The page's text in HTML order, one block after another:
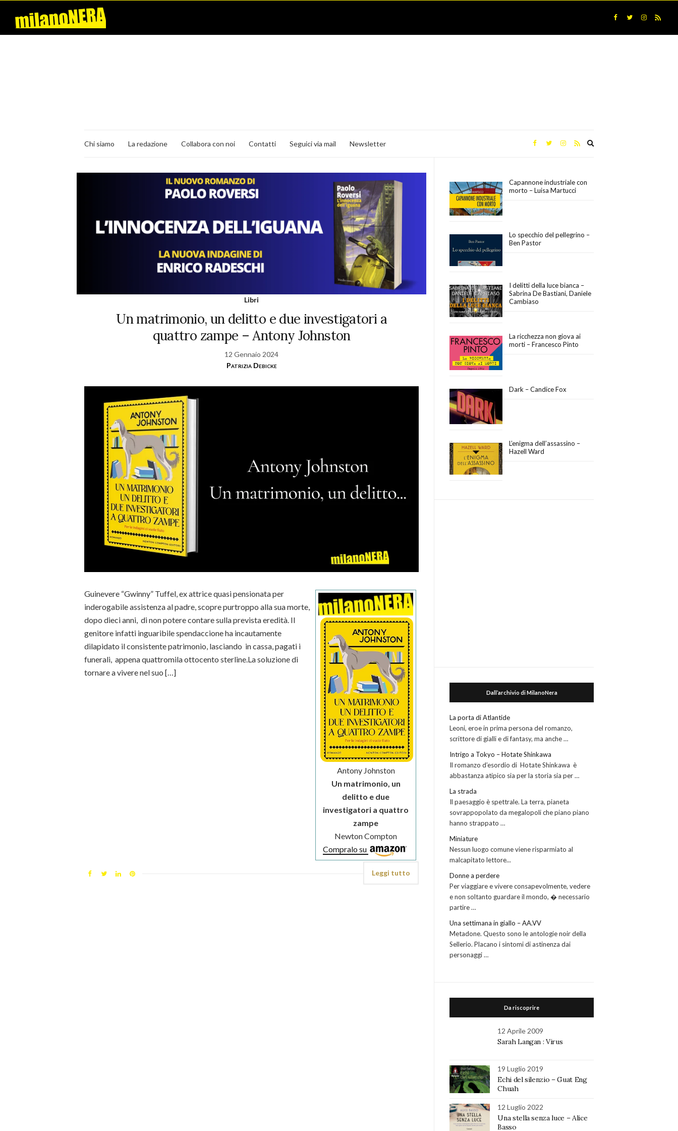
Chi siamo La redazione Collabora con noi Contatti Seguici via mail Newsletter
Libri
Un matrimonio, un delitto e due investigatori a
quattro zampe – Antony Johnston
12 Gennaio 2024
Patrizia Debicke
Antony Johnston
Un matrimonio, un
delitto e due
investigatori a quattro
zampe
Newton Compton
Compralo su
Guinevere “Gwinny” Tuffel, ex attrice quasi pensionata per
inderogabile assistenza al padre, scopre purtroppo alla sua morte,
dopo dieci anni, di non potere contare sulla prevista eredità. Il
genitore infatti inguaribile spendaccione ha incautamente
dilapidato il consistente patrimonio, lasciando in cassa, pagati i
funerali, appena quattromila ottocento sterline.La soluzione di
tornare a vivere nel suo […]
Leggi tutto
Capannone industriale con
morto – Luisa Martucci
Lo specchio del pellegrino –
Ben Pastor
I delitti della luce bianca –
Sabrina De Bastiani, Daniele
Cambiaso
La ricchezza non giova ai
morti – Francesco Pinto
Dark – Candice Fox
L’enigma dell’assassino –
Hazell Ward
Dall’archivio di MilanoNera
La porta di Atlantide
Leoni, eroe in prima persona del romanzo,
scrittore di gialli e di fantasy, ma anche …
Intrigo a Tokyo – Hotate Shinkawa
Il romanzo d’esordio di Hotate Shinkawa è
abbastanza atipico sia per la storia sia per …
La strada
Il paesaggio è spettrale. La terra, pianeta
sovrappopolato da megalopoli che piano piano
hanno strappato …
Miniature
Nessun luogo comune viene risparmiato al
malcapitato lettore...
Donne a perdere
Per viaggiare e vivere consapevolmente, vedere
e non soltanto guardare il mondo, � necessario
partire …
Una settimana in giallo – AA.VV
Metadone. Questo sono le antologie noir della
Sellerio. Placano i sintomi di astinenza dai
personaggi …
Da riscoprire
12 Aprile 2009
Sarah Langan : Virus
19 Luglio 2019
Echi del silenzio – Guat Eng
Chuah
12 Luglio 2022
Una stella senza luce – Alice
Basso